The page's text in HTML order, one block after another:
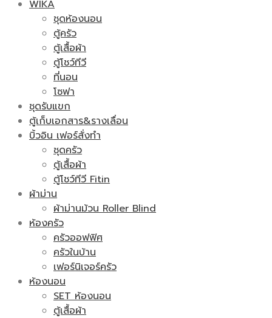
WIKA
ชุดห้องนอน
ตู้ครัว
ตู้เสื้อผ้า
ตู้โชว์ทีวี
ที่นอน
โซฟา
ชุดรับแขก
ตู้เก็บเอกสาร&รางเลื่อน
บิ้วอิน เฟอร์สั่งทำ
ชุดครัว
ตู้เสื้อผ้า
ตู้โชว์ทีวี Fitin
ผ้าม่าน
ผ้าม่านม้วน Roller Blind
ห้องครัว
ครัวออฟฟิศ
ครัวในบ้าน
เฟอร์นิเจอร์ครัว
ห้องนอน
SET ห้องนอน
ตู้เสื้อผ้า